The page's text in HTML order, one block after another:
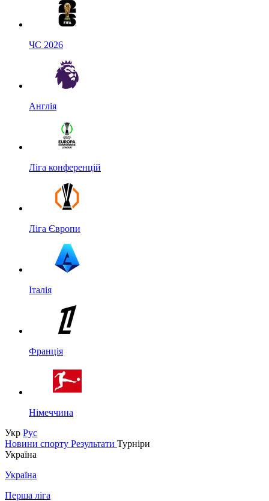
ЧС 2026
Англія
Ліга конференцій
Ліга Європи
Італія
Франція
Німеччина
Укр Рус
Новини спорту Результати Турніри
Україна
Україна
Перша ліга